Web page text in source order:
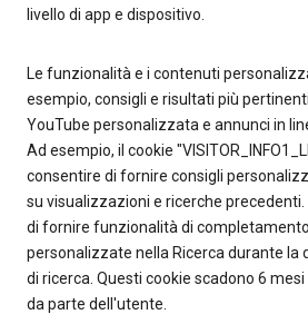
livello di app e dispositivo.
Le funzionalità e i contenuti
esempio, consigli e risultati più
YouTube personalizzata e annunci in
Ad esempio, il cookie
consentire di fornire consigli
su visualizzazioni e ricerche precedenti.
di fornire funzionalità di
personalizzate nella Ricerca durante la
di ricerca. Questi cookie scadono 6
da parte dell'utente.